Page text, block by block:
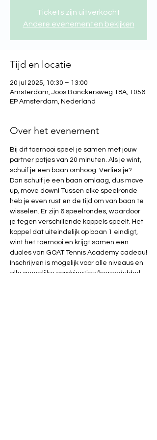
Tickets zijn uitverkocht
Andere evenementen bekijken
Tijd en locatie
20 jul 2025, 10:30 – 13:00
Amsterdam, Joos Banckersweg 18A, 1056
EP Amsterdam, Nederland
Over het evenement
Bij dit toernooi speel je samen met jouw
partner potjes van 20 minuten. Als je wint,
schuif je een baan omhoog. Verlies je?
Dan schuif je een baan omlaag, dus move
up, move down! Tussen elke speelronde
heb je even rust en de tijd om van baan te
wisselen. Er zijn 6 speelrondes, waardoor
je tegen verschillende koppels speelt. Het
koppel dat uiteindelijk op baan 1 eindigt,
wint het toernooi en krijgt samen een
duoles van GOAT Tennis Academy cadeau!
Inschrijven is mogelijk voor alle niveaus en
alle mogelijke combinaties (herendubbel,